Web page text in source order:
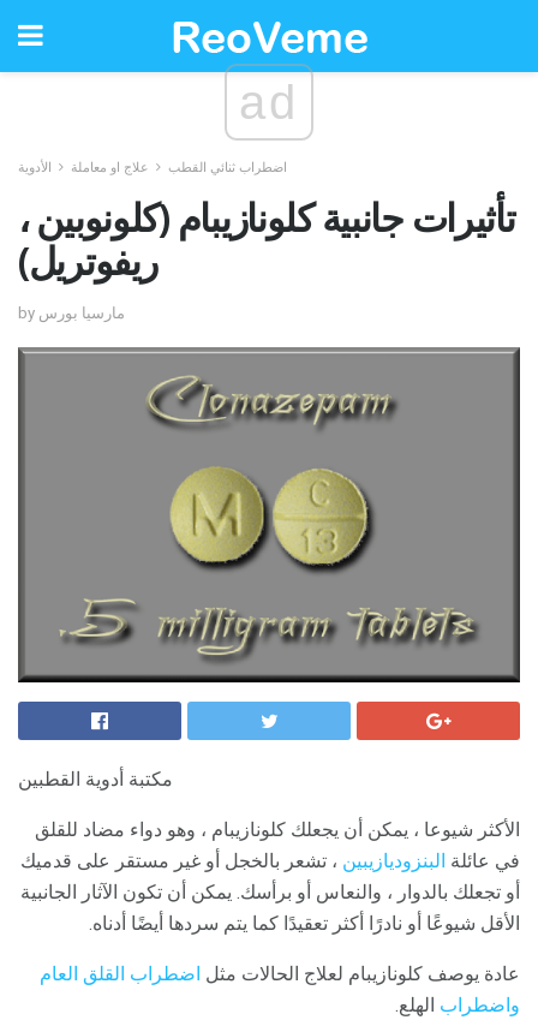
ad
اضطراب ثنائي القطب علاج او معاملة الأدوية
تأثيرات جانبية كلونازيبام (كلونوبين ،
ريفوتريل)
by مارسيا بورس
مكتبة أدوية القطبين
الأكثر شيوعا ، يمكن أن يجعلك كلونازيبام ، وهو دواء مضاد للقلق
في عائلة البنزوديازيبين ، تشعر بالخجل أو غير مستقر على قدميك
أو تجعلك بالدوار ، والنعاس أو برأسك. يمكن أن تكون الآثار الجانبية
الأقل شيوعًا أو نادرًا أكثر تعقيدًا كما يتم سردها أيضًا أدناه.
عادة يوصف كلونازيبام لعلاج الحالات مثل اضطراب القلق العام
واضطراب الهلع.